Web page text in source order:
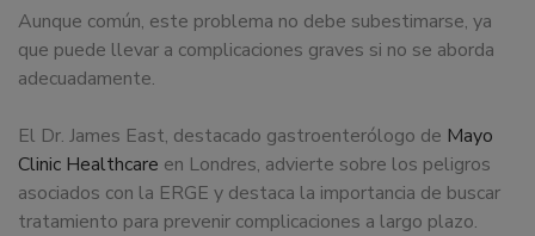
empresas,
ferias,
eventos.
Aunque común, este problema no debe subestimarse, ya
que puede llevar a complicaciones graves si no se aborda
adecuadamente.
El Dr. James East, destacado gastroenterólogo de Mayo
Clinic Healthcare en Londres, advierte sobre los peligros
asociados con la ERGE y destaca la importancia de buscar
tratamiento para prevenir complicaciones a largo plazo.